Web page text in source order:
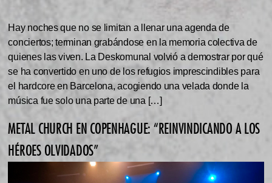
Hay noches que no se limitan a llenar una agenda de
conciertos; terminan grabándose en la memoria colectiva de
quienes las viven. La Deskomunal volvió a demostrar por qué
se ha convertido en uno de los refugios imprescindibles para
el hardcore en Barcelona, acogiendo una velada donde la
música fue solo una parte de una […]
METAL CHURCH EN COPENHAGUE: “REINVINDICANDO A LOS
HÉROES OLVIDADOS”